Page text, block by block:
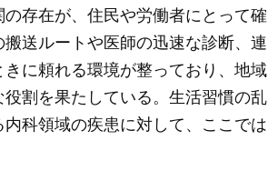
存在が、住民や労働者にとって確
送ルートや医師の迅速な診断、連
に頼れる環境が整っており、地域
割を果たしている。生活習慣の乱
科領域の疾患に対して、ここでは